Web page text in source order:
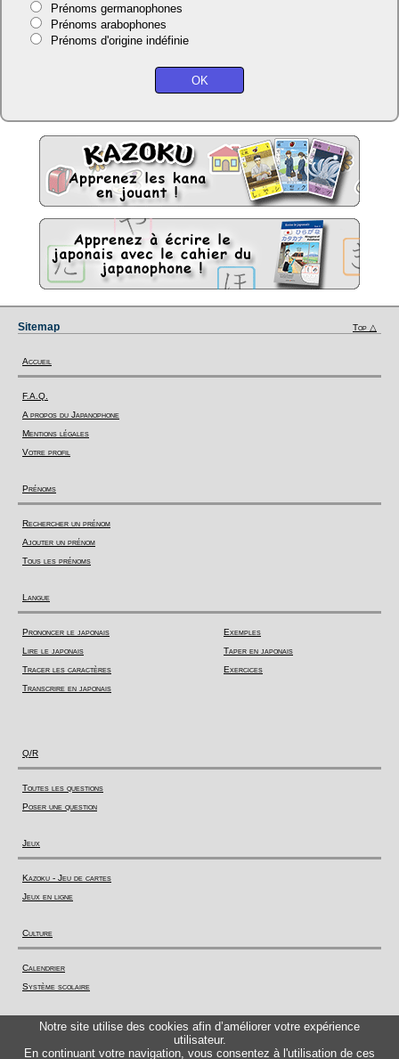
Prénoms germanophones
Prénoms arabophones
Prénoms d'origine indéfinie
Notre site utilise des cookies afin d’améliorer votre expérience
utilisateur.
En continuant votre navigation, vous consentez à l'utilisation de ces
Sitemap Top △
Accueil
F.A.Q.
A propos du Japanophone
Mentions légales
Votre profil
Prénoms
Rechercher un prénom
Ajouter un prénom
Tous les prénoms
Langue
Prononcer le japonais
Lire le japonais
Tracer les caractères
Transcrire en japonais
Exemples
Taper en japonais
Exercices
Q/R
Toutes les questions
Poser une question
Jeux
Kazoku - Jeu de cartes
Jeux en ligne
Culture
Calendrier
Système scolaire
Actualité